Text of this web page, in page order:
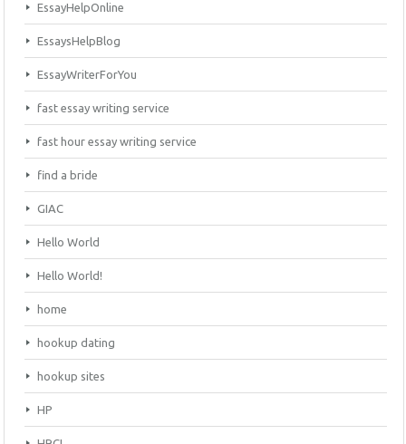
EssayHelpOnline
EssaysHelpBlog
EssayWriterForYou
fast essay writing service
fast hour essay writing service
find a bride
GIAC
Hello World
Hello World!
home
hookup dating
hookup sites
HP